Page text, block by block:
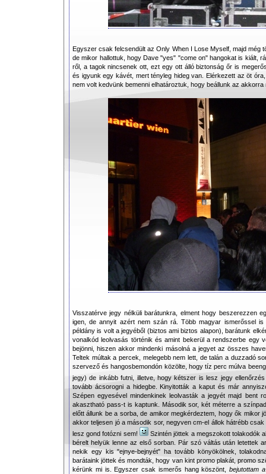
Egyszer csak felcsendült az Only When I Lose Myself, majd még
de mikor hallottuk, hogy Dave "yes" "come on" hangokat is kiált,
ről, a tagok nincsenek ott, ezt egy ott álló biztonság őr is
és igyunk egy kávét, mert tényleg hideg van. Elérkezett az öt
nem volt kedvünk bemenni elhatároztuk, hogy beállunk az
Visszatérve jegy nélküli barátunkra, elment hogy beszerezzen
igen, de annyit azért nem szán rá. Több magyar ismerőssel
példány is volt a jegyéből (biztos ami biztos alapon), barátunk
vonalkód leolvasás történik és amint bekerül a rendszerbe egy
bejönni, hiszen akkor mindenki másolná a jegyet az összes
Teltek múltak a percek, melegebb nem lett, de talán a duzzadó
szervező és hangosbemondón közölte, hogy tíz perc múlva
jegy) de inkább futni, illetve, hogy kétszer is lesz jegy
tovább ácsorogni a hidegbe. Kinyitották a kaput és már
Szépen egyesével mindenkinek leolvasták a jegyét majd bent
akasztható pass-t is kaptunk. Második sor, két méterre a
előtt állunk be a sorba, de amikor megkérdeztem, hogy ők mikor
akkor teljesen jó a második sor, negyven cm-el állok hátrébb
lesz gond fotózni sem!
Szintén jöttek a megszokott tolakodók
bérelt helyük lenne az első sorban. Pár szó váltás után letettek
nekik egy kis "ejnye-bejnyét" ha tovább könyökölnek,
barátaink jöttek és mondták, hogy van kint promo plakát, promo
kérünk mi is. Egyszer csak ismerős hang köszönt,bejutottam